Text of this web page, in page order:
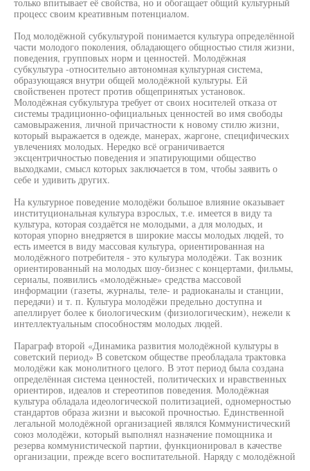
процесс своим креативным потенциалом.
Под молодёжной субкультурой понимается культура определённой
части молодого поколения, обладающего общностью стиля жизни,
поведения, групповых норм и ценностей. Молодёжная
субкультура -относительно автономная культурная система,
образующаяся внутри общей молодёжной культуры. Ей
свойственен протест против общепринятых установок.
Молодёжная субкультура требует от своих носителей отказа от
системы традиционно-официальных ценностей во имя свободы
самовыражения, личной причастности к новому стилю жизни,
который выражается в одежде, манерах, жаргоне, специфических
увлечениях молодых. Нередко всё ограничивается
эксцентричностью поведения и эпатирующими общество
выходками, смысл которых заключается в том, чтобы заявить о
себе и удивить других.
На культурное поведение молодёжи большое влияние оказывает
институциональная культура взрослых, т.е. имеется в виду та
культура, которая создаётся не молодыми, а для молодых, и
которая упорно внедряется в широкие массы молодых людей, то
есть имеется в виду массовая культура, ориентированная на
молодёжного потребителя - это культура молодёжи. Так возник
ориентированный на молодых шоу-бизнес с концертами, фильмы,
сериалы, появились «молодёжные» средства массовой
информации (газеты, журналы, теле- и радиоканалы и станции,
передачи) и т. п. Культура молодёжи предельно доступна и
апеллирует более к биологическим (физиологическим), нежели к
интеллектуальным способностям молодых людей.
Параграф второй «Динамика развития молодёжной культуры в
советский период» В советском обществе преобладала трактовка
молодёжи как монолитного целого. В этот период была создана
определённая система ценностей, политических и нравственных
ориентиров, идеалов и стереотипов поведения. Молодёжная
культура обладала идеологической политизацией, одномерностью
стандартов образа жизни и высокой прочностью. Единственной
легальной молодёжной организацией являлся Коммунистический
союз молодёжи, который выполнял назначение помощника и
резерва коммунистической партии, функционировал в качестве
организации, прежде всего воспитательной. Наряду с молодёжной